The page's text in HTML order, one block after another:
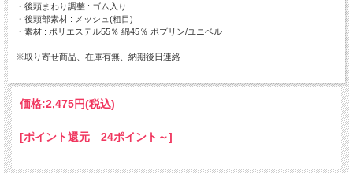
・後頭まわり調整 : ゴム入り
・後頭部素材 : メッシュ(粗目)
・素材 : ポリエステル55％ 綿45％ ポプリン/ユニベル
※取り寄せ商品、在庫有無、納期後日連絡
価格:2,475円(税込)
[ポイント還元 24ポイント～]